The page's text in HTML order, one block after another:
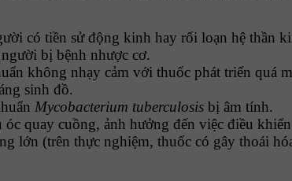
có tiền sử động kinh hay rối loạn hệ thần
bị bệnh nhược cơ.
không nhạy cảm với thuốc phát triển quá
sinh đồ.
Mycobacterium tuberculosis bị âm tính.
quay cuồng, ảnh hưởng đến việc điều
lớn (trên thực nghiệm, thuốc có gây thoái